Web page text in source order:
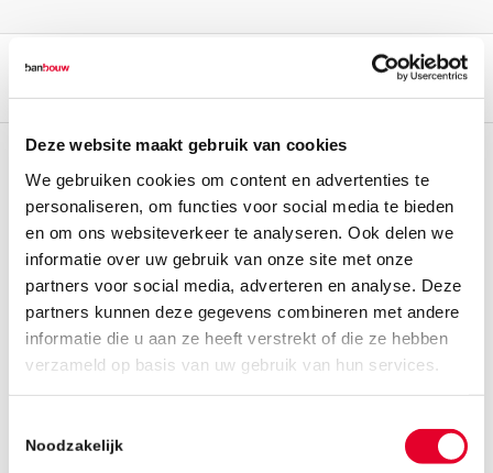
Deze website maakt gebruik van cookies
We gebruiken cookies om content en advertenties te
personaliseren, om functies voor social media te bieden
en om ons websiteverkeer te analyseren. Ook delen we
informatie over uw gebruik van onze site met onze
partners voor social media, adverteren en analyse. Deze
partners kunnen deze gegevens combineren met andere
informatie die u aan ze heeft verstrekt of die ze hebben
verzameld op basis van uw gebruik van hun services.
Noodzakelijk